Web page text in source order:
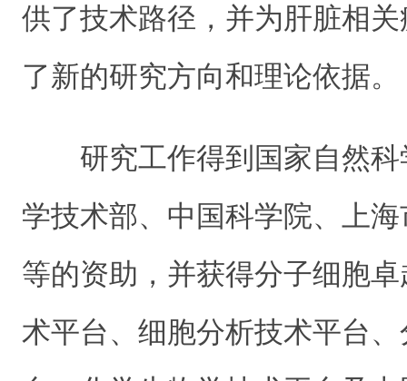
供了技术路径，并为肝脏相
了新的研究方向和理论依据。
研究工作得到国家自然
学技术部、中国科学院、上
等的资助，并获得分子细胞
术平台、细胞分析技术平台